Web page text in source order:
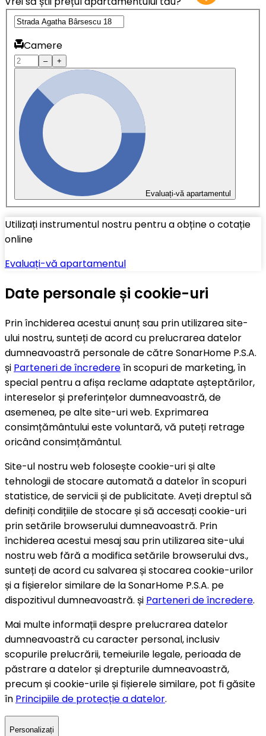
Camere
– +
Evaluați-vă apartamentul
Utilizați instrumentul nostru pentru a obține o cotație
online
Evaluați-vă apartamentul
Date personale și cookie-uri
Prin închiderea acestui anunț sau prin utilizarea site-
ului nostru, sunteți de acord cu prelucrarea datelor
dumneavoastră personale de către SonarHome P.S.A.
și Parteneri de încredereîn scopuri de marketing, în
special pentru a afișa reclame adaptate așteptărilor,
intereselor și preferințelor dumneavoastră, de
asemenea, pe alte site-uri web. Exprimarea
consimțământului este voluntară, vă puteți retrage
oricând consimțământul.
Site-ul nostru web folosește cookie-uri și alte
tehnologii de stocare automată a datelor în scopuri
statistice, de servicii și de publicitate. Aveți dreptul să
definiți condițiile de stocare și să accesați cookie-uri
prin setările browserului dumneavoastră. Prin
închiderea acestui mesaj sau prin utilizarea site-ului
nostru web fără a modifica setările browserului dvs.,
sunteți de acord cu salvarea și stocarea cookie-urilor
și a fișierelor similare de la SonarHome P.S.A. pe
dispozitivul dumneavoastră. și Parteneri de încredere.
Mai multe informații despre prelucrarea datelor
dumneavoastră cu caracter personal, inclusiv
scopurile prelucrării, temeiurile legale, perioada de
păstrare a datelor și drepturile dumneavoastră,
precum și cookie-urile și fișierele similare, pot fi găsite
în Principiile de protecție a datelor.
Personalizați